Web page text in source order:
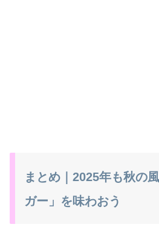
まとめ｜2025年も秋の
ガー」を味わおう